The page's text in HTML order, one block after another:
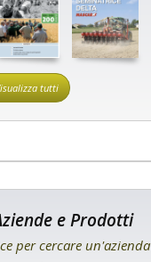
tutti
e Prodotti
per cercare un'azienda